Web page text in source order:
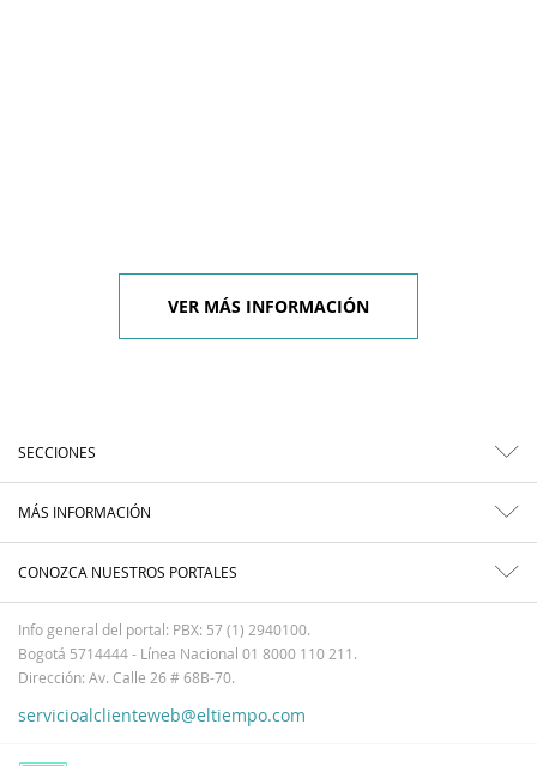
VER MÁS INFORMACIÓN
SECCIONES
MÁS INFORMACIÓN
CONOZCA NUESTROS PORTALES
Info general del portal: PBX: 57 (1) 2940100.
Bogotá 5714444 - Línea Nacional 01 8000 110 211.
Dirección: Av. Calle 26 # 68B-70.
servicioalclienteweb@eltiempo.com